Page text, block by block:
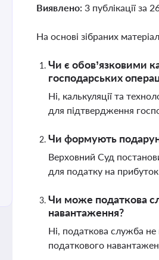
Виявлено: 3 публікації за
На основі зібраних
Чи є обов’язковими
господарських
Ні, калькуляції та
для підтвердження
Чи формують
Верховний Суд
для податку на
Чи може податкова
навантаження?
Ні, податкова служба
податкового